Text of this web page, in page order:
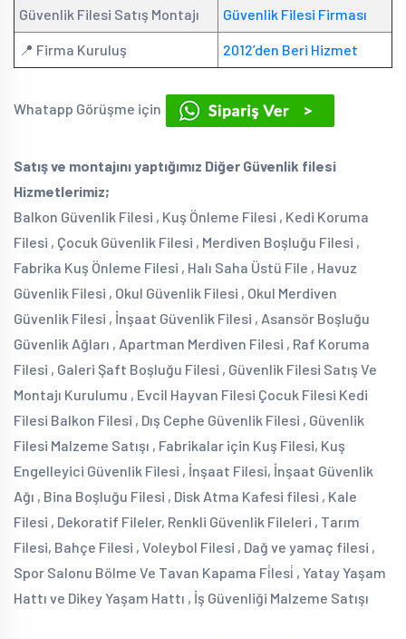
Güvenlik Filesi Satış Montajı Güvenlik Filesi Firması
📍 Firma Kuruluş 2012’den Beri Hizmet
Whatapp Görüşme için
Satış ve montajını yaptığımız Diğer Güvenlik filesi
Hizmetlerimiz;
Balkon Güvenlik Filesi , Kuş Önleme Filesi , Kedi Koruma
Filesi , Çocuk Güvenlik Filesi , Merdiven Boşluğu Filesi ,
Fabrika Kuş Önleme Filesi , Halı Saha Üstü File , Havuz
Güvenlik Filesi , Okul Güvenlik Filesi , Okul Merdiven
Güvenlik Filesi , İnşaat Güvenlik Filesi , Asansör Boşluğu
Güvenlik Ağları , Apartman Merdiven Filesi , Raf Koruma
Filesi , Galeri Şaft Boşluğu Filesi , Güvenlik Filesi Satış Ve
Montajı Kurulumu , Evcil Hayvan Filesi Çocuk Filesi Kedi
Filesi Balkon Filesi , Dış Cephe Güvenlik Filesi , Güvenlik
Filesi Malzeme Satışı , Fabrikalar için Kuş Filesi, Kuş
Engelleyici Güvenlik Filesi , İnşaat Filesi, İnşaat Güvenlik
Ağı , Bina Boşluğu Filesi , Disk Atma Kafesi filesi , Kale
Filesi , Dekoratif Fileler, Renkli Güvenlik Fileleri , Tarım
Filesi, Bahçe Filesi , Voleybol Filesi , Dağ ve yamaç filesi ,
Spor Salonu Bölme Ve Tavan Kapama Fi̇lesi̇ , Yatay Yaşam
Hattı ve Dikey Yaşam Hattı , İş Güvenliği Malzeme Satışı